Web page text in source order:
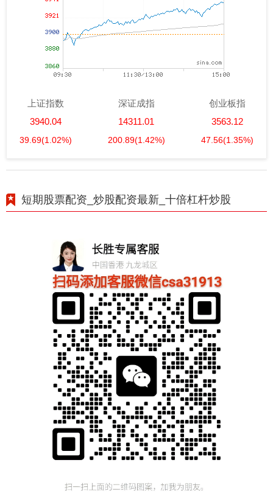
上证指数
3940.04
39.69(1.02%)
深证成指
14311.01
200.89(1.42%)
创业板指
3563.12
47.56(1.35%)
短期股票配资_炒股配资最新_十倍杠杆炒股